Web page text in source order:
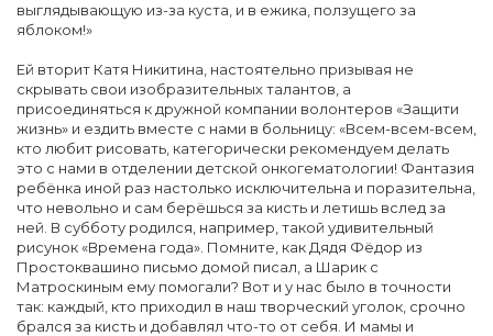
выглядывающую из-за куста, и в ежика, ползущего за
яблоком!»
Ей вторит Катя Никитина, настоятельно призывая не
скрывать свои изобразительных талантов, а
присоединяться к дружной компании волонтеров «Защити
жизнь» и ездить вместе с нами в больницу: «Всем-всем-всем,
кто любит рисовать, категорически рекомендуем делать
это с нами в отделении детской онкогематологии! Фантазия
ребёнка иной раз настолько исключительна и поразительна,
что невольно и сам берёшься за кисть и летишь вслед за
ней. В субботу родился, например, такой удивительный
рисунок «Времена года». Помните, как Дядя Фёдор из
Простоквашино письмо домой писал, а Шарик с
Матроскиным ему помогали? Вот и у нас было в точности
так: каждый, кто приходил в наш творческий уголок, срочно
брался за кисть и добавлял что-то от себя. И мамы и